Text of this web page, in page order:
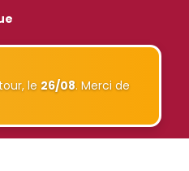
le 26/08. Merci de